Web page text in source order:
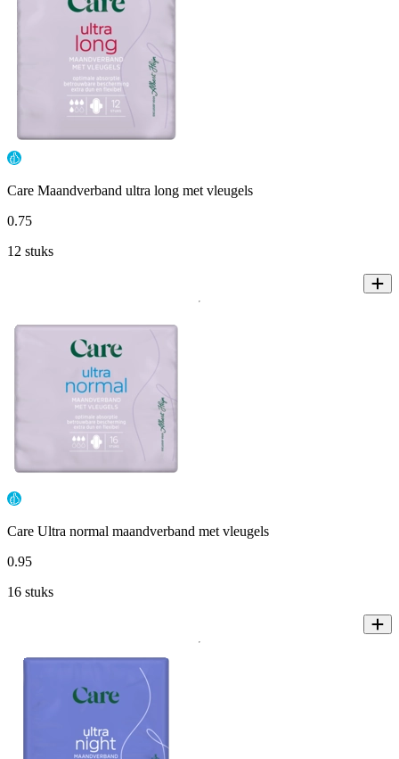
Care Maandverband ultra long met vleugels
0.75
12 stuks
Care Ultra normal maandverband met vleugels
0.95
16 stuks